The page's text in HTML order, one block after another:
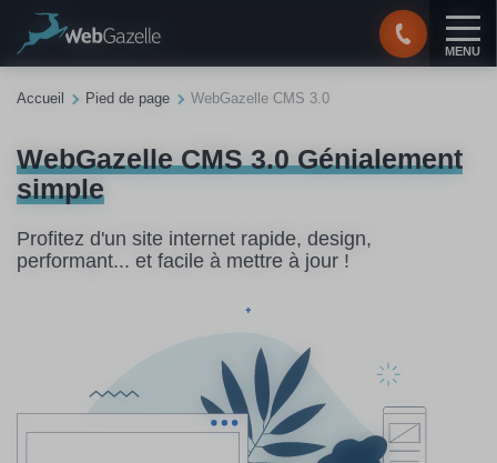
MENU
Accueil Pied de page WebGazelle CMS 3.0
WebGazelle CMS 3.0 Génialement
simple
Profitez d'un site internet rapide, design,
performant... et facile à mettre à jour !
Panneau de gestion des cookies